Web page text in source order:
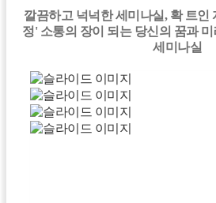
깔끔하고 넉넉한 세미나실, 확 트인
정' 소통의 장이 되는 당신의 꿈과 미
세미나실